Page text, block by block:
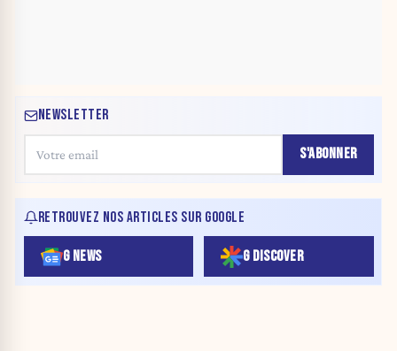
NEWSLETTER
S'ABONNER
RETROUVEZ NOS ARTICLES SUR GOOGLE
G NEWS G DISCOVER